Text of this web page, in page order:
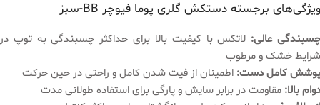
ویژگی‌های برجسته دستکش گلری پوما فیوچر BB-سبز
عالی: لاتکس با کیفیت بالا برای حداکثر چسبندگی به توپ در
شرایط خشک و مرطوب
پوشش کامل دست: اطمینان از فیت شدن کامل و راحتی در حین حرکت
دوام بالا: مقاومت در برابر سایش و پارگی برای استفاده طولانی مدت